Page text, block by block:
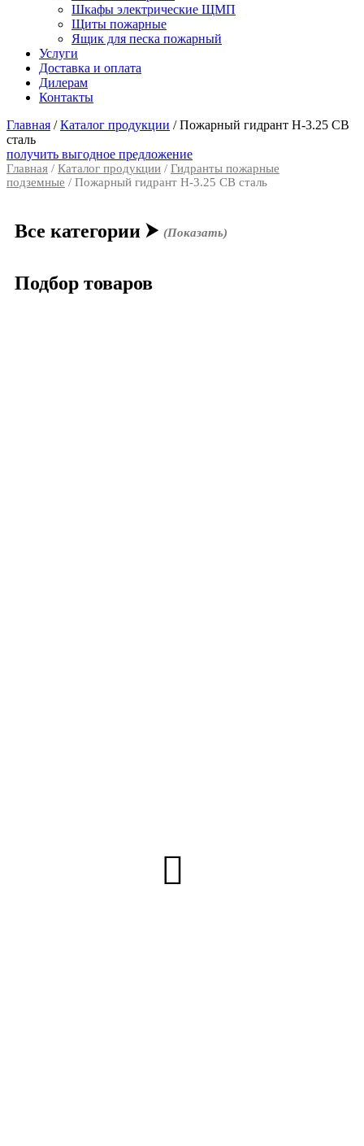
Шкафы электрические ЩМП
Щиты пожарные
Ящик для песка пожарный
Услуги
Доставка и оплата
Дилерам
Контакты
Главная /Каталог продукции /Пожарный гидрант Н-3.25 СВ
сталь
получить выгодное предложение
Главная / Каталог продукции / Гидранты пожарные
подземные / Пожарный гидрант Н-3.25 СВ сталь
Все категории ⮞ (Показать)
Подбор товаров